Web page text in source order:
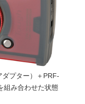
プター）＋PRF-
組み合わせた状態